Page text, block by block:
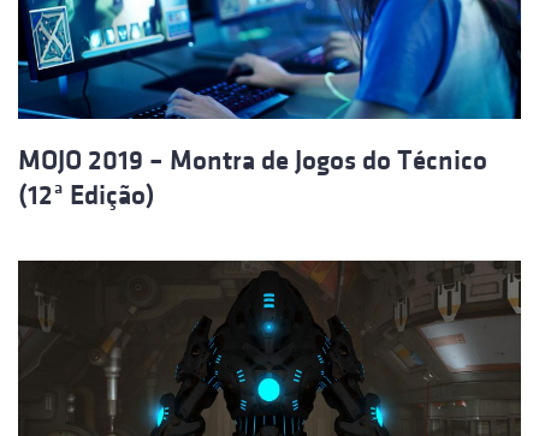
MOJO 2019 – Montra de Jogos do Técnico
(12ª Edição)